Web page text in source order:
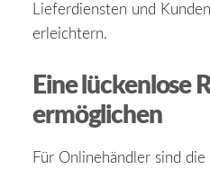
Lieferdiensten und
erleichtern.
Eine lückenlose
ermöglichen
Für Onlinehändler sind